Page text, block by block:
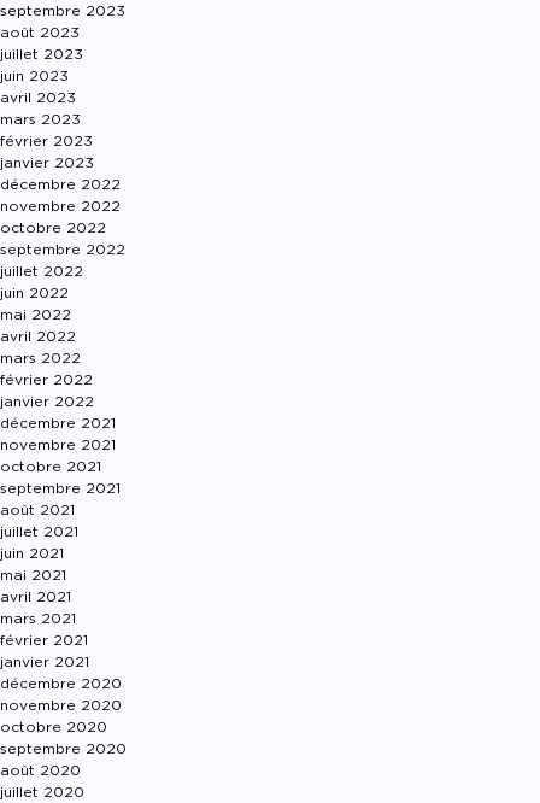
septembre 2023
août 2023
juillet 2023
juin 2023
avril 2023
mars 2023
février 2023
janvier 2023
décembre 2022
novembre 2022
octobre 2022
septembre 2022
juillet 2022
juin 2022
mai 2022
avril 2022
mars 2022
février 2022
janvier 2022
décembre 2021
novembre 2021
octobre 2021
septembre 2021
août 2021
juillet 2021
juin 2021
mai 2021
avril 2021
mars 2021
février 2021
janvier 2021
décembre 2020
novembre 2020
octobre 2020
septembre 2020
août 2020
juillet 2020